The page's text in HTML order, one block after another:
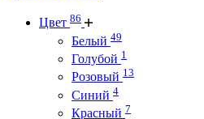
Цвет 86
Белый 49
Голубой 1
Розовый 13
Синий 4
Красный 7